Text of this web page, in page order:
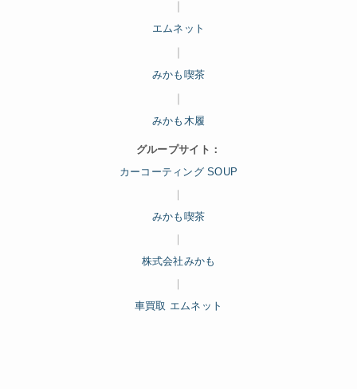
エムネット
みかも喫茶
みかも木履
グループサイト：
カーコーティング SOUP
みかも喫茶
株式会社みかも
車買取 エムネット